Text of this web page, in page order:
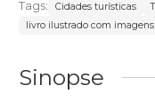
Tags: Cidades turísticas
livro ilustrado com imagens
Sinopse